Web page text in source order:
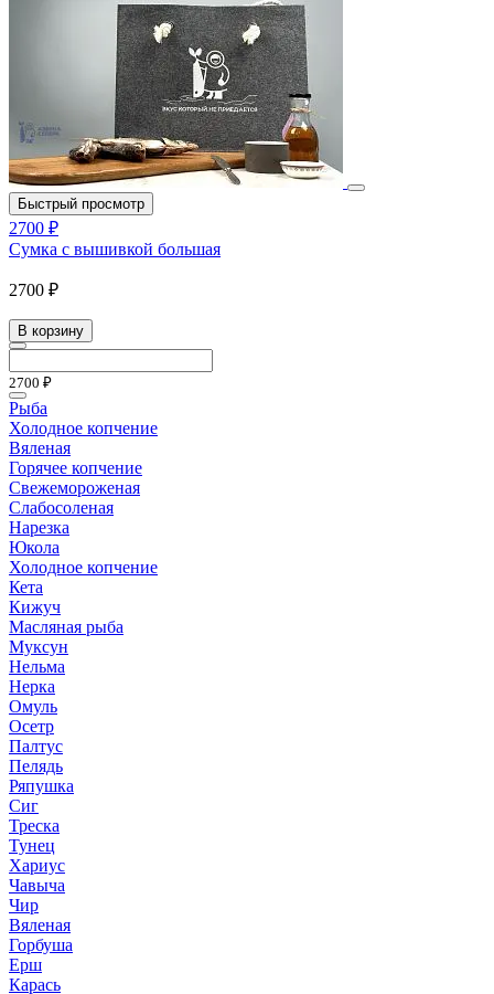
Быстрый просмотр
2700 ₽
Сумка с вышивкой большая
2700 ₽
В корзину
2700 ₽
Рыба
Холодное копчение
Вяленая
Горячее копчение
Свежемороженая
Слабосоленая
Нарезка
Юкола
Холодное копчение
Кета
Кижуч
Масляная рыба
Муксун
Нельма
Нерка
Омуль
Осетр
Палтус
Пелядь
Ряпушка
Сиг
Треска
Тунец
Хариус
Чавыча
Чир
Вяленая
Горбуша
Ерш
Карась